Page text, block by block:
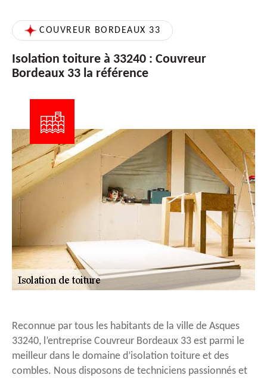
COUVREUR BORDEAUX 33
Isolation toiture à 33240 : Couvreur
Bordeaux 33 la référence
Reconnue par tous les habitants de la ville de Asques
33240, l’entreprise Couvreur Bordeaux 33 est parmi le
meilleur dans le domaine d’isolation toiture et des
combles. Nous disposons de techniciens passionnés et